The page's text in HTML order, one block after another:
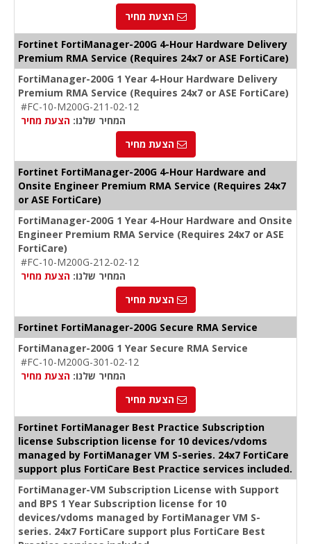
הצעת מחיר
Fortinet FortiManager-200G 4-Hour Hardware Delivery
Premium RMA Service (Requires 24x7 or ASE FortiCare)
FortiManager-200G 1 Year 4-Hour Hardware Delivery
Premium RMA Service (Requires 24x7 or ASE FortiCare)
#FC-10-M200G-211-02-12
המחיר שלנו: הצעת מחיר
הצעת מחיר
Fortinet FortiManager-200G 4-Hour Hardware and
Onsite Engineer Premium RMA Service (Requires 24x7
or ASE FortiCare)
FortiManager-200G 1 Year 4-Hour Hardware and Onsite
Engineer Premium RMA Service (Requires 24x7 or ASE
FortiCare)
#FC-10-M200G-212-02-12
המחיר שלנו: הצעת מחיר
הצעת מחיר
Fortinet FortiManager-200G Secure RMA Service
FortiManager-200G 1 Year Secure RMA Service
#FC-10-M200G-301-02-12
המחיר שלנו: הצעת מחיר
הצעת מחיר
Fortinet FortiManager Best Practice Subscription
license Subscription license for 10 devices/vdoms
managed by FortiManager VM S-series. 24x7 FortiCare
support plus FortiCare Best Practice services included.
FortiManager-VM Subscription License with Support
and BPS 1 Year Subscription license for 10
devices/vdoms managed by FortiManager VM S-
series. 24x7 FortiCare support plus FortiCare Best